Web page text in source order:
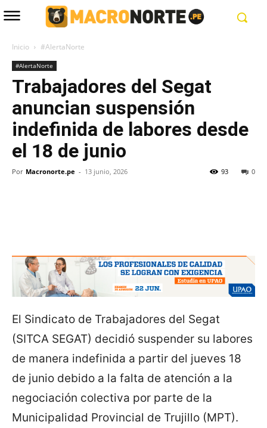
Inicio #AlertaNorte
#AlertaNorte
Trabajadores del Segat
anuncian suspensión
indefinida de labores desde
el 18 de junio
Por Macronorte.pe - 13 junio, 2026 0
93
El Sindicato de Trabajadores del Segat
(SITCA SEGAT) decidió suspender su labores
de manera indefinida a partir del jueves 18
de junio debido a la falta de atención a la
negociación colectiva por parte de la
Municipalidad Provincial de Trujillo (MPT).